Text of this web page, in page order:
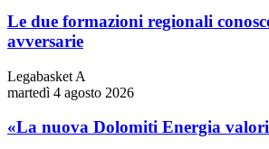
Le due formazioni regionali
avversarie
Legabasket A
martedì 4 agosto 2026
«La nuova Dolomiti Energia